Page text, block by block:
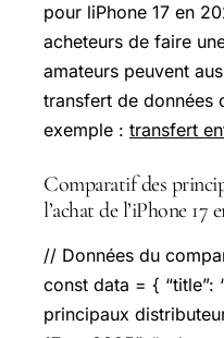
pour liPhone 17 en
acheteurs de faire
amateurs peuvent
transfert de données
exemple : transfert
Comparatif des
l’achat de l’iPhone 17
// Données du
const data = { “title”:
principaux